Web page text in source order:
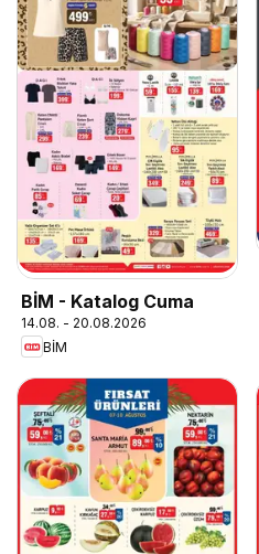
BİM - Katalog Cuma
14.08. - 20.08.2026
BİM